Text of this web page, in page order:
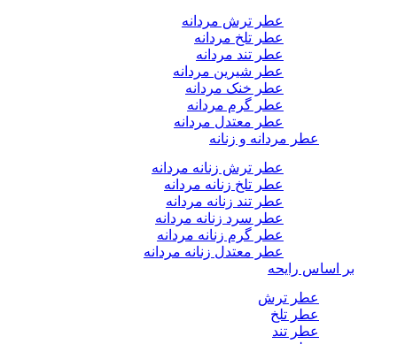
عطر ترش مردانه
عطر تلخ مردانه
عطر تند مردانه
عطر شیرین مردانه
عطر خنک مردانه
عطر گرم مردانه
عطر معتدل مردانه
عطر مردانه و زنانه
عطر ترش زنانه مردانه
عطر تلخ زنانه مردانه
عطر تند زنانه مردانه
عطر سرد زنانه مردانه
عطر گرم زنانه مردانه
عطر معتدل زنانه مردانه
بر اساس رایحه
عطر ترش
عطر تلخ
عطر تند